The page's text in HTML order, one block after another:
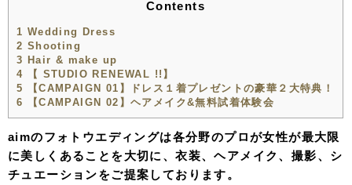
Contents
1 Wedding Dress
2 Shooting
3 Hair & make up
4 【 STUDIO RENEWAL !!】
5 【CAMPAIGN 01】ドレス１着プレゼントの豪華２大特典！
6 【CAMPAIGN 02】ヘアメイク&無料試着体験会
aimのフォトウエディングは各分野のプロが女性が最大限
に美しくあることを大切に、衣装、ヘアメイク、撮影、シ
チュエーションをご提案しております。